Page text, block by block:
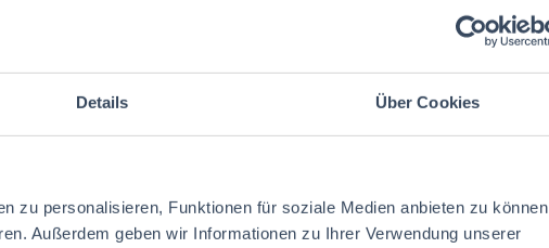
Details Über Cookies
zu personalisieren, Funktionen für soziale Medien anbieten zu können
Außerdem geben wir Informationen zu Ihrer Verwendung unserer